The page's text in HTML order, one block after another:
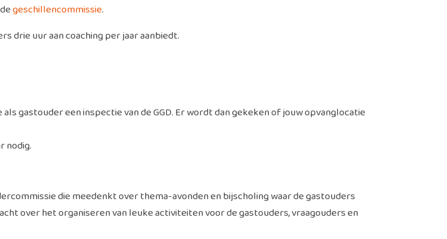
geschillencommissie.
drie uur aan coaching per jaar aanbiedt.
gastouder een inspectie van de GGD. Er wordt dan gekeken of jouw opvanglocatie
nodig.
die meedenkt over thema-avonden en bijscholing waar de gastouders
over het organiseren van leuke activiteiten voor de gastouders, vraagouders en